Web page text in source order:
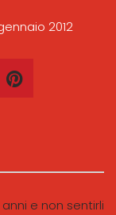
2012
anni e non sentirli